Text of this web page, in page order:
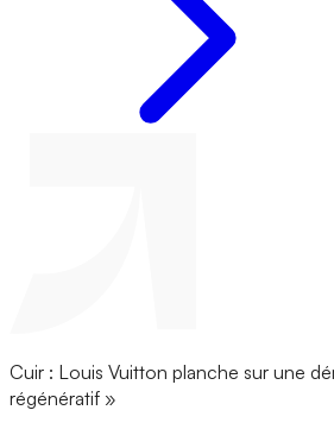
Cuir : Louis Vuitton planche sur une
régénératif »